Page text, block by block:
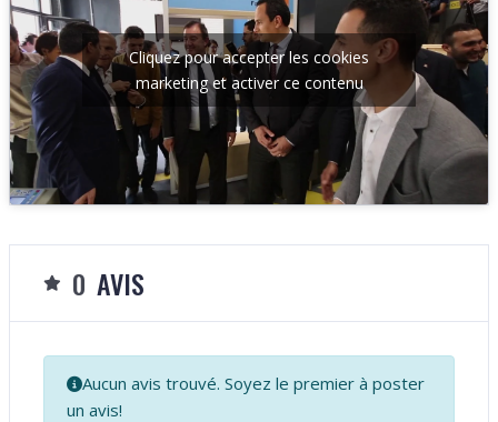
Cliquez pour accepter les cookies
marketing et activer ce contenu
0 AVIS
Aucun avis trouvé. Soyez le premier à poster
un avis!